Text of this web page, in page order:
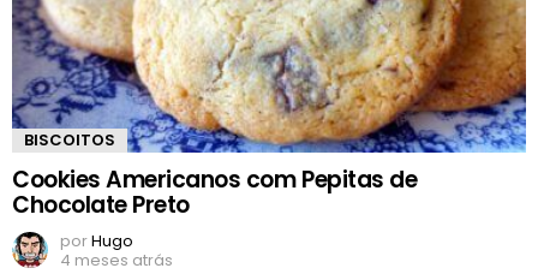
BISCOITOS
Cookies Americanos com Pepitas de
Chocolate Preto
porHugo
4 meses atrás